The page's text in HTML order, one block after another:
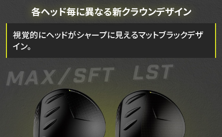
各ヘッド毎に異なる新クラウンデザイン
視覚的にヘッドがシャープに見えるマットブラックデザ
イン。